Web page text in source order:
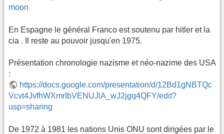
moon
En Espagne le général Franco est soutenu par hitler et la
cia . Il reste au pouvoir jusqu'en 1975.
Présentation chronologie nazisme et néo-nazime des USA
:
https://docs.google.com/presentation/d/12Bd1gNBTQc
Vcvt4JvfhWXmrIbVENUJlA_wJ2jgq4QFY/edit?
usp=sharing
De 1972 à 1981 les nations Unis ONU sont dirigées par le